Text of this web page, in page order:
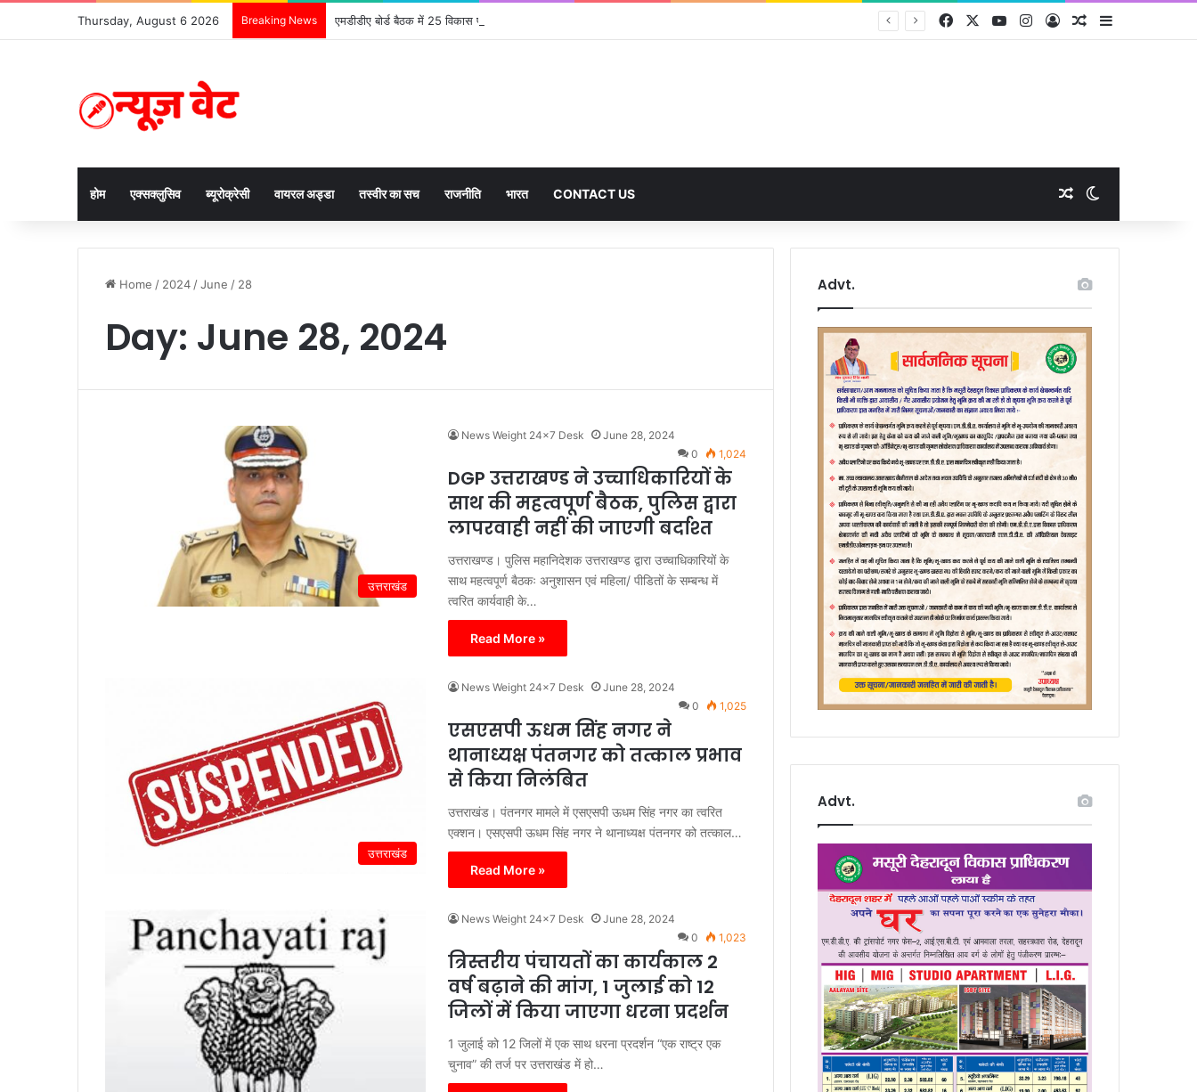
Thursday, August 6 2026 Breaking News एमडीडीए बोर्ड बैठक में 25 विकास प्रस्तावों को मिली मंजूरी, देहरादून-मसूरी के नियोजित विकास को मिलेगी रफ्तार Facebook YouTubeInstagram
Log InRandom Article
होम एक्सक्लुसिव ब्यूरोक्रेसी वायरल अड्डा तस्वीर का सच राजनीति भारत CONTACT US Random Article
Home / 2024 /June / 28
Day: June 28, 2024
उत्तराखंड
News Weight 24x7 Desk
June 28, 2024
0
1,024
DGP उत्तराखण्ड ने उच्चाधिकारियों के
साथ की महत्वपूर्ण बैठक, पुलिस द्वारा
लापरवाही नहीं की जाएगी बर्दाश्त
उत्तराखण्ड। पुलिस महानिदेशक उत्तराखण्ड द्वारा उच्चाधिकारियों के
साथ महत्वपूर्ण बैठकः अनुशासन एवं महिला/ पीडितों के सम्बन्ध में
त्वरित कार्यवाही के…
Read More »
उत्तराखंड
News Weight 24x7 Desk
June 28, 2024
0
1,025
एसएसपी ऊधम सिंह नगर ने
थानाध्यक्ष पंतनगर को तत्काल प्रभाव
से किया निलंबित
उत्तराखंड। पंतनगर मामले में एसएसपी ऊधम सिंह नगर का त्वरित
एक्शन। एसएसपी ऊधम सिंह नगर ने थानाध्यक्ष पंतनगर को तत्काल…
Read More »
News Weight 24x7 Desk
June 28, 2024
0
1,023
त्रिस्तरीय पंचायतों का कार्यकाल 2
वर्ष बढ़ाने की मांग, 1 जुलाई को 12
जिलों में किया जाएगा धरना प्रदर्शन
1 जुलाई को 12 जिलों में एक साथ धरना प्रदर्शन “एक राष्ट्र एक
चुनाव” की तर्ज पर उत्तराखंड में हो…
Advt.
Advt.